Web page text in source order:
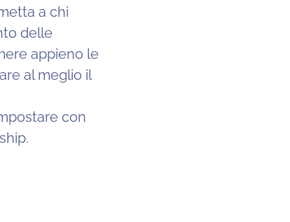
a chi
delle
appieno le
al meglio il
con